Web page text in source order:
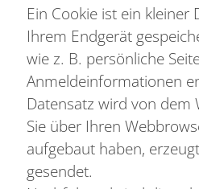
Ein Cookie ist ein kleiner
Ihrem Endgerät
wie z. B. persönliche
Anmeldeinformationen
Datensatz wird von dem
Sie über Ihren
aufgebaut haben,
gesendet.